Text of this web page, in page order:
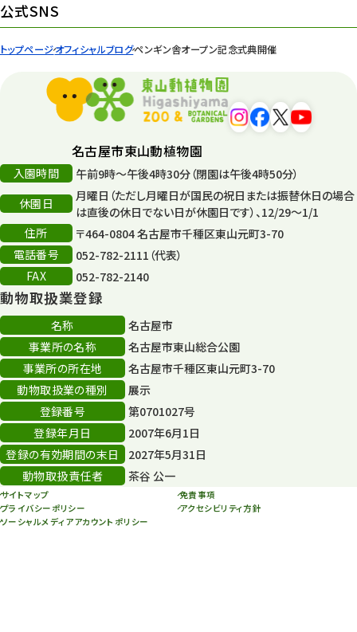
トップページオフィシャルブログペンギン舎オープン記念式典開催
遊園地 6
平和公園
再生
再生フォーラム 14
80周年
その他
その他イベント
スカイタワー
年末年始のイベント
秋まつり
公式SNS
名古屋市東山動植物園
入園時間
午前9時～午後4時30分（閉園は午後4時50分）
休園日
月曜日（ただし月曜日が国民の祝日または振替休日の場合
は直後の休日でない日が休園日です）、12/29～1/1
住所
〒464-0804 名古屋市千種区東山元町3-70
電話番号
052-782-2111（代表）
FAX
052-782-2140
動物取扱業登録
名称
名古屋市
事業所の名称
名古屋市東山総合公園
事業所の所在地
名古屋市千種区東山元町3-70
動物取扱業の種別
展示
登録番号
第0701027号
登録年月日
2007年6月1日
登録の有効期間の末日
2027年5月31日
動物取扱責任者
茶谷 公一
サイトマップ
免責事項
プライバシーポリシー
アクセシビリティ方針
ソーシャルメディアアカウントポリシー